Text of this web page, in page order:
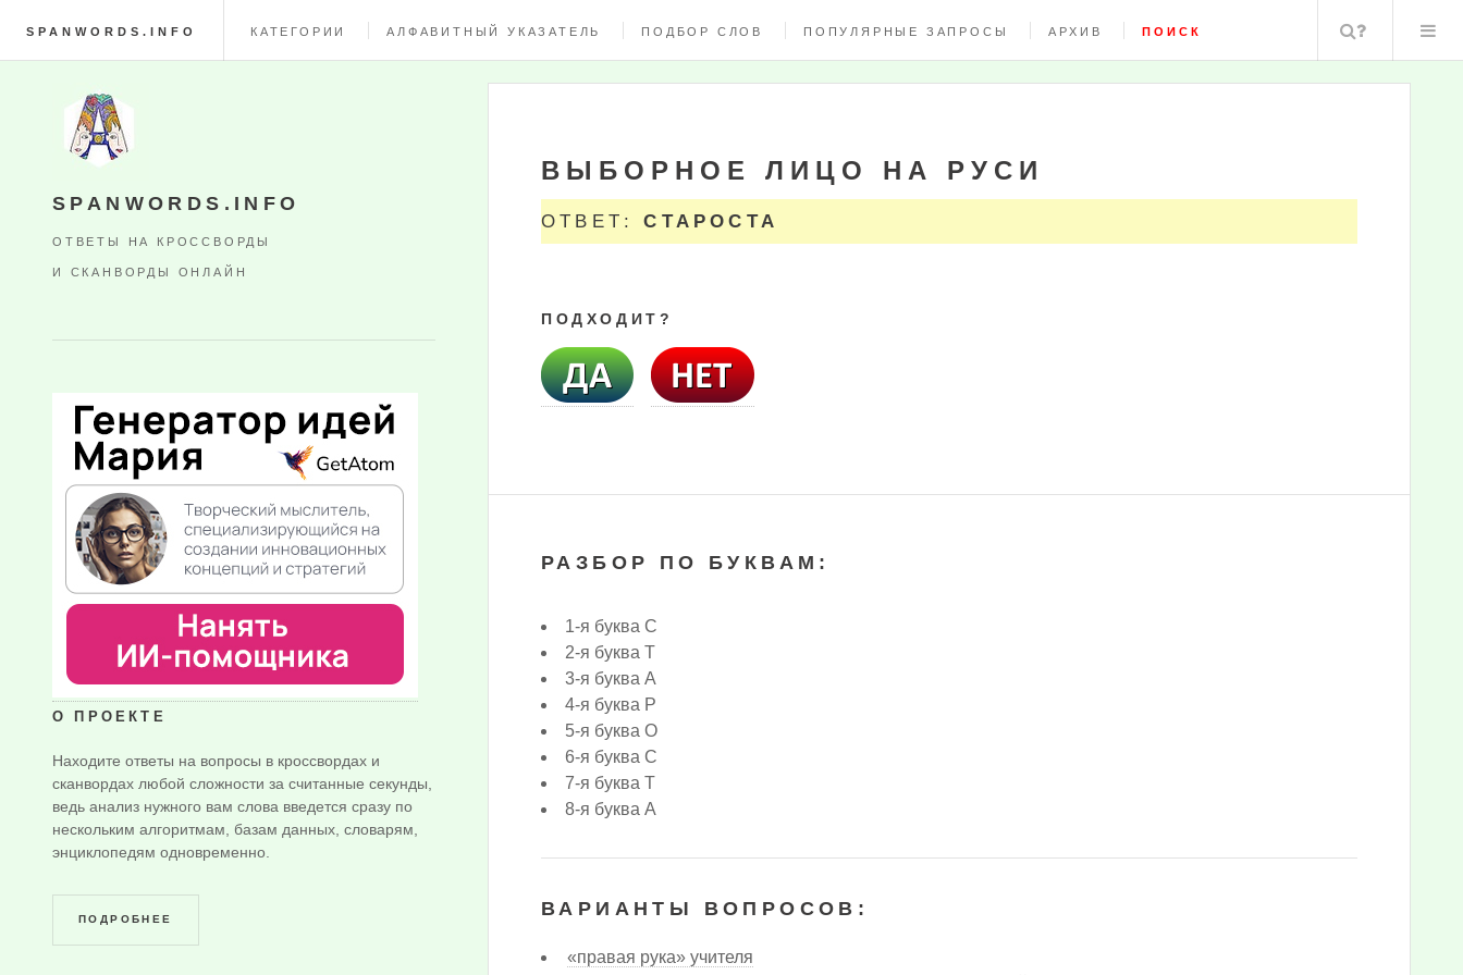
SPANWORDS.INFO КАТЕГОРИИ АЛФАВИТНЫЙ УКАЗАТЕЛЬ ПОДБОР СЛОВ ПОПУЛЯРНЫЕ ЗАПРОСЫ АРХИВ ПОИСК Поиск
ВЫБОРНОЕ ЛИЦО НА РУСИ
ОТВЕТ:СТАРОСТА
ПОДХОДИТ?
РАЗБОР ПО БУКВАМ:
1-я буква С
2-я буква Т
3-я буква А
4-я буква Р
5-я буква О
6-я буква С
7-я буква Т
8-я буква А
ВАРИАНТЫ ВОПРОСОВ:
«правая рука» учителя
SPANWORDS.INFO
ОТВЕТЫ НА КРОССВОРДЫ
И СКАНВОРДЫ ОНЛАЙН
О ПРОЕКТЕ
Находите ответы на вопросы в кроссвордах и
сканвордах любой сложности за считанные секунды,
ведь анализ нужного вам слова введется сразу по
нескольким алгоритмам, базам данных, словарям,
энциклопедям одновременно.
ПОДРОБНЕЕ